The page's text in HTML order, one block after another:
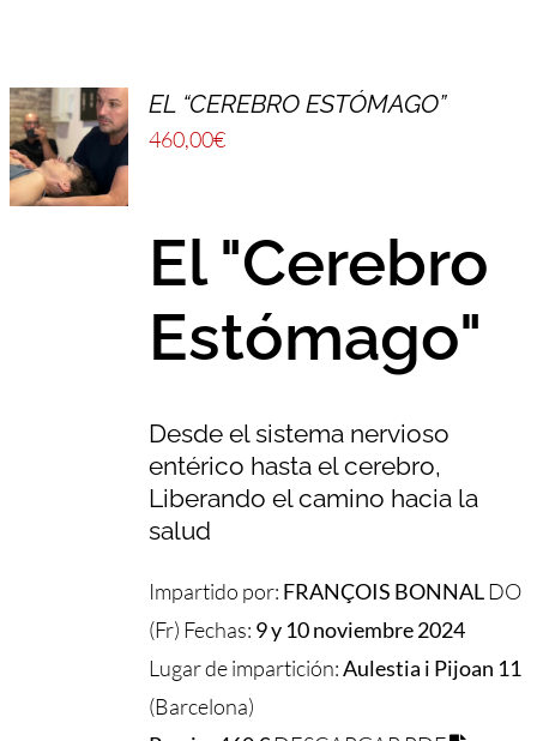
EL “CEREBRO ESTÓMAGO”
460,00€
El "Cerebro
Estómago"
Desde el sistema nervioso
entérico hasta el cerebro,
Liberando el camino hacia la
salud
Impartido por: FRANÇOIS BONNALDO
(Fr) Fechas: 9 y 10 noviembre 2024
Lugar de impartición:Aulestia i Pijoan 11
(Barcelona)